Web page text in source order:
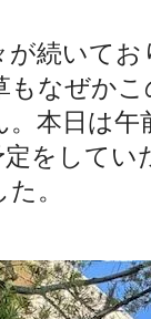
続いて
もなぜか
本日は午
をして
。